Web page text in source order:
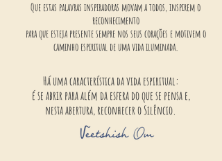
Que estas palavras inspiradoras movam a todos, inspirem o
reconhecimento
para que esteja presente sempre nos seus corações e motivem o
caminho espiritual de uma vida iluminada.
Há uma característica da vida espiritual:
é se abrir para além daesfera do que se pensa e,
nesta abertura, reconhecer o Silêncio.